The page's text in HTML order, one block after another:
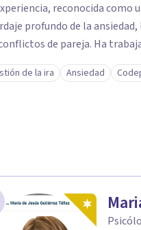
reconocida como
profundo de la
pareja. Ha trabajado con pacientes en diferentes países,
procesos
clara: no trabaja el síntoma,
las mejores opciones para acompañarte.
cambias tu forma de
de la ira Ansiedad